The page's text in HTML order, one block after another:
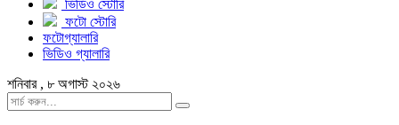
ভিডিও স্টোরি
ফটো স্টোরি
ফটোগ্যালারি
ভিডিও গ্যালারি
শনিবার , ৮ অগাস্ট ২০২৬